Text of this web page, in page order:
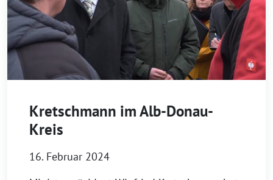
Kretschmann im Alb-Donau-
Kreis
16. Februar 2024